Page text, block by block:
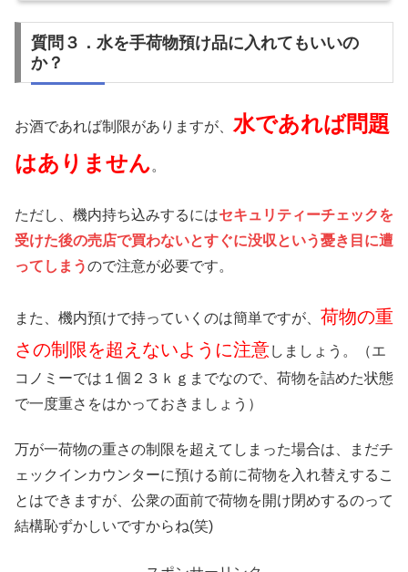
質問３．水を手荷物預け品に入れてもいいの
か？
お酒であれば制限がありますが、 水であれば問題
はありません。
ただし、機内持ち込みするにはセキュリティーチェックを
受けた後の売店で買わないとすぐに没収という憂き目に遭
ってしまうので注意が必要です。
また、機内預けで持っていくのは簡単ですが、 荷物の重
さの制限を超えないように注意しましょう。（エ
コノミーでは１個２３ｋｇまでなので、荷物を詰めた状態
で一度重さをはかっておきましょう）
万が一荷物の重さの制限を超えてしまった場合は、まだチ
ェックインカウンターに預ける前に荷物を入れ替えするこ
とはできますが、公衆の面前で荷物を開け閉めするのって
結構恥ずかしいですからね(笑)